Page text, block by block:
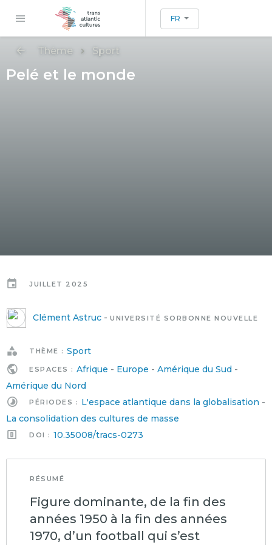
FR
Thème Sport
Pelé et le monde
JUILLET 2025
Clément Astruc - UNIVERSITÉ SORBONNE NOUVELLE
THÈME : Sport
ESPACES : Afrique - Europe - Amérique du Sud -
Amérique du Nord
PÉRIODES : L'espace atlantique dans la globalisation -
La consolidation des cultures de masse
DOI : 10.35008/tracs-0273
RÉSUMÉ
Figure dominante, de la fin des
années 1950 à la fin des années
1970, d’un football qui s’est